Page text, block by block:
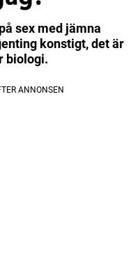
sex med jämna
konstigt, det är
biologi.